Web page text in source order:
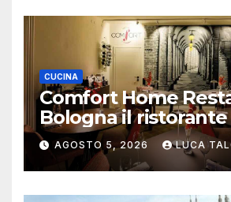
CUCINA
Comfort Home
Bologna il ristorante
trasforma
un’esperienza di casa
AGOSTO 5, 2026 LUCA